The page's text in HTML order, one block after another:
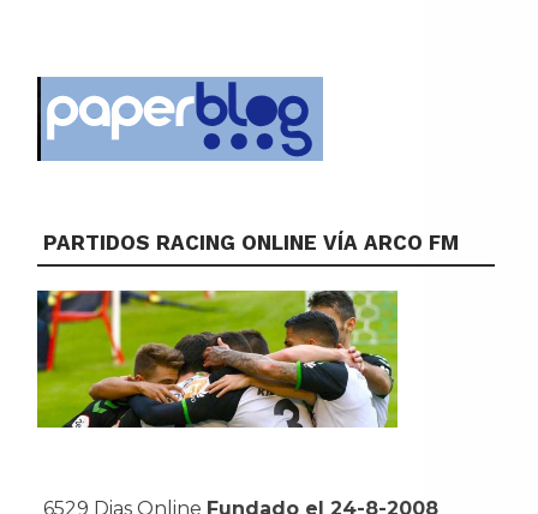
PARTIDOS RACING ONLINE VÍA ARCO FM
6529 Dias Online Fundado el 24-8-2008